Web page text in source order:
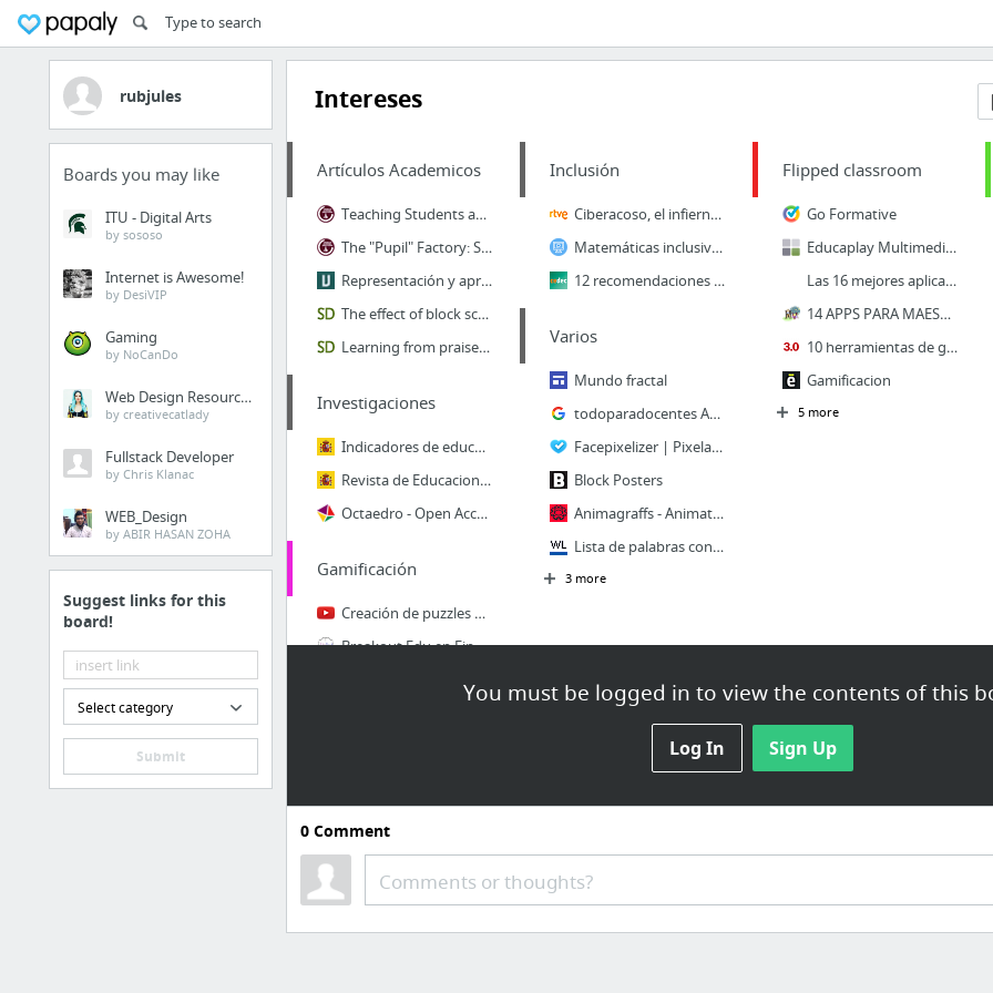
rubjules
Boards you may like
ITU - Digital Arts
by sososo
Internet is Awesome!
by DesiVIP
Gaming
by NoCanDo
Web Design Resources
by creativecatlady
Fullstack Developer
by Chris Klanac
WEB_Design
by ABIR HASAN ZOHA
Suggest links for this
board!
Select category
Submit
Intereses
You must be logged in to view the contents of this
Log In Sign Up
Artículos Academicos
Teaching Students and Teaching Each Other: The Importance of Peer Learning for Teachers
The "Pupil" Factory: Specialization and the Production of Human Capital in Schools
Representación y aprendizaje de conceptos en Twitter: un análisis de tuits como huellas...
The effect of block scheduling high school mathematics courses on student achievement a...
Learning from praise: evidence from a field experiment with teachers
Investigaciones
Indicadores de educación (Ministerio)
Revista de Educacion (Ministerio)
Octaedro - Open Access
Gamificación
Creación de puzzles educativos con word
Breakout Edu en Financiación Internacional
8 more
Marketing
IKEA transforma el metro japonés en un colorido salón para hacer sentir a los pasajeros...
Inclusión
Ciberacoso, el infierno en un clic
Matemáticas inclusivas
12 recomendaciones para elaborar materiales accesibles e inclusivos
Varios
Mundo fractal
todoparadocentes Aarón Asencio
Facepixelizer | Pixelate - Blur - Anonymize
Block Posters
Animagraffs - Animated infographics about everything.
Lista de palabras con doble acentuación
3 more
Flipped classroom
Go Formative
Educaplay Multimedia Learning Resources
Las 16 mejores aplicaciones para evaluación formativa
14 APPS PARA MAESTROS 3.0
10 herramientas de gamificación para el aula que engancharán a tus alumnos - Educación 3.0
Gamificacion
5 more
0Comment
Comments or thoughts?